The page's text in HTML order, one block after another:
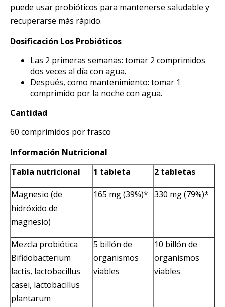
puede usar probióticos para mantenerse saludable y
recuperarse más rápido.
Dosificación Los Probióticos
Las 2 primeras semanas: tomar 2 comprimidos
dos veces al día con agua.
Después, como mantenimiento: tomar 1
comprimido por la noche con agua.
Cantidad
60 comprimidos por frasco
Información Nutricional
Tabla nutricional
1 tableta 2 tabletas
Magnesio (de
hidróxido de
magnesio)
165 mg (39%)* 330 mg (79%)*
Mezcla probiótica
Bifidobacterium
lactis, lactobacillus
casei, lactobacillus
plantarum
5 billón de
organismos
viables
10 billón de
organismos
viables